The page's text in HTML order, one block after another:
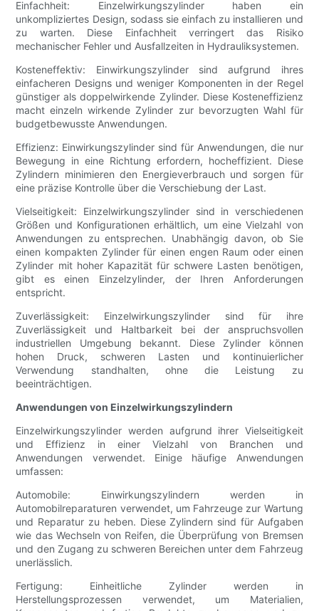
Einfachheit: Einzelwirkungszylinder haben ein
unkompliziertes Design, sodass sie einfach zu installieren und
zu warten. Diese Einfachheit verringert das Risiko
mechanischer Fehler und Ausfallzeiten in Hydrauliksystemen.
Kosteneffektiv: Einwirkungszylinder sind aufgrund ihres
einfacheren Designs und weniger Komponenten in der Regel
günstiger als doppelwirkende Zylinder. Diese Kosteneffizienz
macht einzeln wirkende Zylinder zur bevorzugten Wahl für
budgetbewusste Anwendungen.
Effizienz: Einwirkungszylinder sind für Anwendungen, die nur
Bewegung in eine Richtung erfordern, hocheffizient. Diese
Zylindern minimieren den Energieverbrauch und sorgen für
eine präzise Kontrolle über die Verschiebung der Last.
Vielseitigkeit: Einzelwirkungszylinder sind in verschiedenen
Größen und Konfigurationen erhältlich, um eine Vielzahl von
Anwendungen zu entsprechen. Unabhängig davon, ob Sie
einen kompakten Zylinder für einen engen Raum oder einen
Zylinder mit hoher Kapazität für schwere Lasten benötigen,
gibt es einen Einzelzylinder, der Ihren Anforderungen
entspricht.
Zuverlässigkeit: Einzelwirkungszylinder sind für ihre
Zuverlässigkeit und Haltbarkeit bei der anspruchsvollen
industriellen Umgebung bekannt. Diese Zylinder können
hohen Druck, schweren Lasten und kontinuierlicher
Verwendung standhalten, ohne die Leistung zu
beeinträchtigen.
Anwendungen von Einzelwirkungszylindern
Einzelwirkungszylinder werden aufgrund ihrer Vielseitigkeit
und Effizienz in einer Vielzahl von Branchen und
Anwendungen verwendet. Einige häufige Anwendungen
umfassen:
Automobile: Einwirkungszylindern werden in
Automobilreparaturen verwendet, um Fahrzeuge zur Wartung
und Reparatur zu heben. Diese Zylindern sind für Aufgaben
wie das Wechseln von Reifen, die Überprüfung von Bremsen
und den Zugang zu schweren Bereichen unter dem Fahrzeug
unerlässlich.
Fertigung: Einheitliche Zylinder werden in
Herstellungsprozessen verwendet, um Materialien,